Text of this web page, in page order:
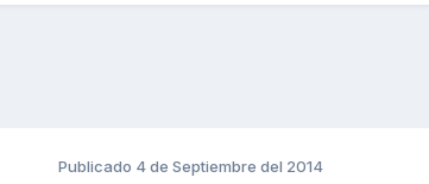
Publicado 4 de Septiembre del 2014